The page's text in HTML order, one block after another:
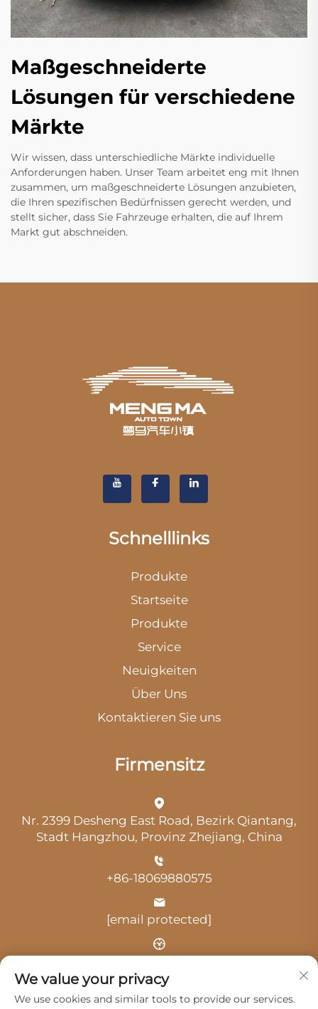
Maßgeschneiderte
Lösungen für verschiedene
Märkte
Wir wissen, dass unterschiedliche Märkte individuelle
Anforderungen haben. Unser Team arbeitet eng mit Ihnen
zusammen, um maßgeschneiderte Lösungen anzubieten,
die Ihren spezifischen Bedürfnissen gerecht werden, und
stellt sicher, dass Sie Fahrzeuge erhalten, die auf Ihrem
Markt gut abschneiden.
Schnelllinks
Produkte
Startseite
Produkte
Service
Neuigkeiten
Über Uns
Kontaktieren Sie uns
Firmensitz
Nr. 2399 Desheng East Road, Bezirk Qiantang,
Stadt Hangzhou, Provinz Zhejiang, China
+86-18069880575
[email protected]
We value your privacy
We use cookies and similar tools to provide our services.